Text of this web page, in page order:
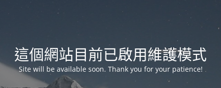
這個網站目前已啟用維護模式
Site will be available soon. Thank you for your patience!